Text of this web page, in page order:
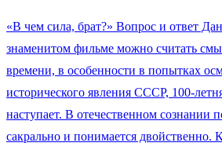
«В чем сила, брат?» Вопрос и ответ
знаменитом фильме можно считать
времени, в особенности в попытках
исторического явления СССР, 100-
наступает. В отечественном сознании
сакрально и понимается двойственно.